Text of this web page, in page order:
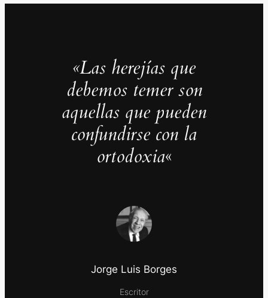
«Las herejías que
debemos temer son
aquellas que pueden
confundirse con la
ortodoxia«
Jorge Luis Borges
Escritor